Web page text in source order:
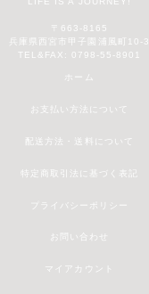
〒663-8165
兵庫県西宮市甲子園浦風町10-3
TEL&FAX: 0798-55-8901
ホーム
お支払い方法について
配送方法・送料について
特定商取引法に基づく表記
プライバシーポリシー
お問い合わせ
マイアカウント